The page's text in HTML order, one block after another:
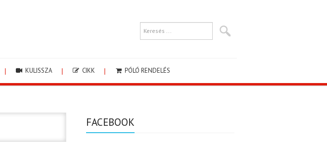
KULISSZA CIKK PÓLÓ RENDELÉS
FACEBOOK